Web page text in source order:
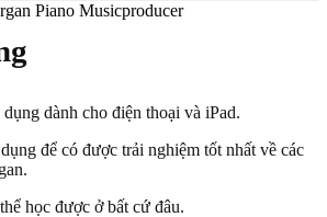
Piano Musicproducer
dành cho điện thoại và iPad.
để có được trải nghiệm tốt nhất về các
học được ở bất cứ đâu.